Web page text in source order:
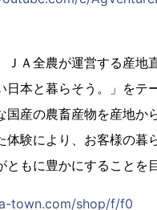
ＪＡ全農が運営する産地
日本と暮らそう。」をテ
国産の農畜産物を産地か
体験により、お客様の暮
ともに豊かにすることを
town.com/shop/f/f0